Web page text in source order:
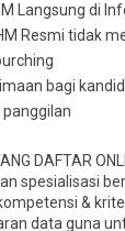
Langsung di
Resmi tidak
bagi
DAFTAR
spesialisasi
&
data guna